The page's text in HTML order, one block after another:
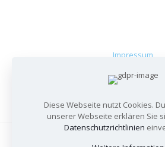
Impressum
Administratoren-
Diese Webseite nutzt Cookies.
unserer Webseite erklären Sie
Datenschutzrichtlinien